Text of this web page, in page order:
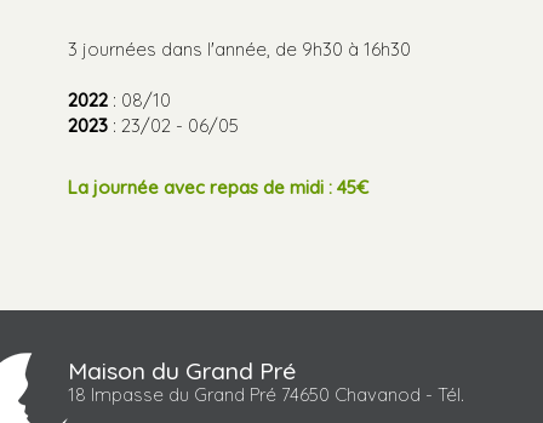
3 journées dans l'année, de 9h30 à 16h30
2022 : 08/10
2023 : 23/02 - 06/05
La journée avec repas de midi : 45€
Maison du Grand Pré
18 Impasse du Grand Pré 74650 Chavanod - Tél.